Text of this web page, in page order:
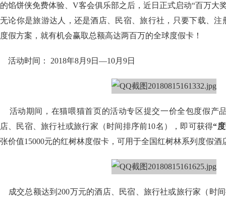
的馅饼侠免费体验、V客会俱乐部之后，近日正式启动“百万大
无论你是旅游达人，还是酒店、民宿、旅行社，只要下载、注
度假方案，就有机会赢取总额高达两百万的全球度假卡！
活动时间： 2018年8月9日—10月9日
活动期间，在猫喂猫首页的活动专区提交一价全包度假产
店、民宿、旅行社或旅行家（时间排序前10名），即可获得“
张价值15000元的红树林度假卡，可用于全国红树林系列度假酒
成交总额达到200万元的酒店、民宿、旅行社或旅行家（时